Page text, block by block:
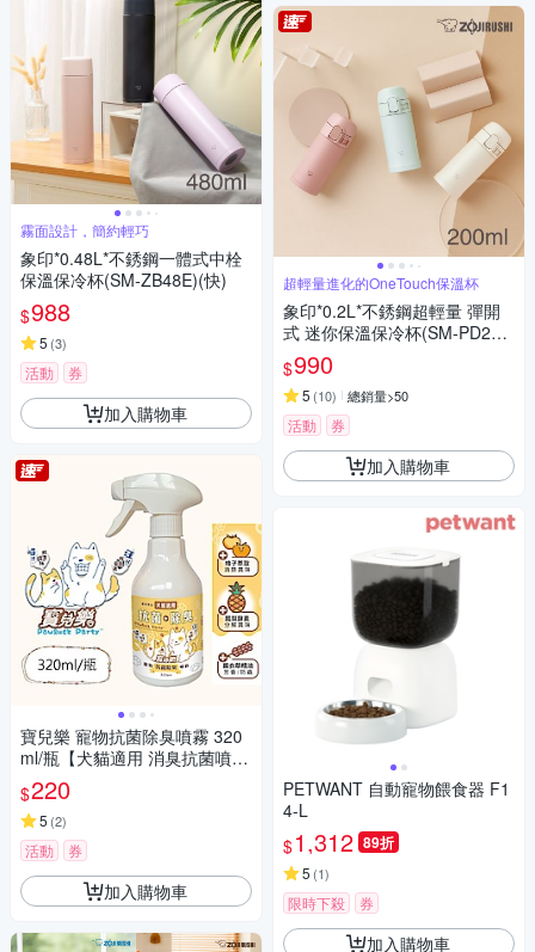
霧面設計，簡約輕巧
象印*0.48L*不銹鋼一體式中栓
保溫保冷杯(SM-ZB48E)(快)
$988
5 (3)
活動 券
加入購物車
寶兒樂 寵物抗菌除臭噴霧 320
ml/瓶【犬貓適用 消臭抗菌噴霧
貓狗用品除臭 除臭專用噴霧】
$220
5 (2)
活動 券
加入購物車
超輕量進化的OneTouch保溫杯
象印*0.2L*不銹鋼超輕量 彈開
式 迷你保溫保冷杯(SM-PD20)
(快)
$990
5 (10) 總銷量>50
活動 券
加入購物車
PETWANT 自動寵物餵食器 F1
4-L
$1,312 89折
5 (1)
限時下殺 券
加入購物車